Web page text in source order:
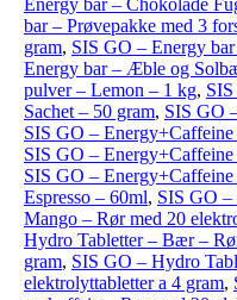
Energy bar – Chokolade
bar – Prøvepakke med 3
gram, SIS GO – Energy
Energy bar – Æble og
pulver – Lemon – 1 kg,
Sachet – 50 gram, SIS GO
SIS GO –
SIS GO –
SIS GO –
Espresso – 60ml, SIS GO –
Mango – Rør med 20
Hydro Tabletter – Bær –
gram, SIS GO – Hydro
elektrolyttabletter a 4 gram,